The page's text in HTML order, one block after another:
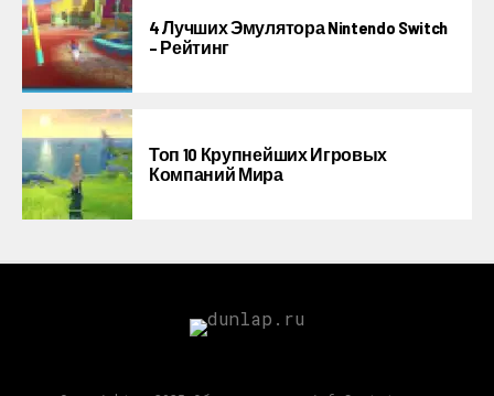
4 Лучших Эмулятора Nintendo Switch
– Рейтинг
Топ 10 Крупнейших Игровых
Компаний Мира